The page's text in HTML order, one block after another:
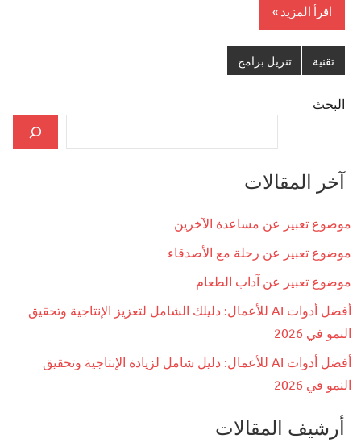
اقرأ المزيد
تقنية تنزيل برامج
البحث
آخر المقالات
موضوع تعبير عن مساعدة الآخرين
موضوع تعبير عن رحلة مع الأصدقاء
موضوع تعبير عن آداب الطعام
أفضل أدوات AI للأعمال: دليلك الشامل لتعزيز الإنتاجية وتحقيق
النمو في 2026
أفضل أدوات AI للأعمال: دليل شامل لزيادة الإنتاجية وتحقيق
النمو في 2026
أرشيف المقالات